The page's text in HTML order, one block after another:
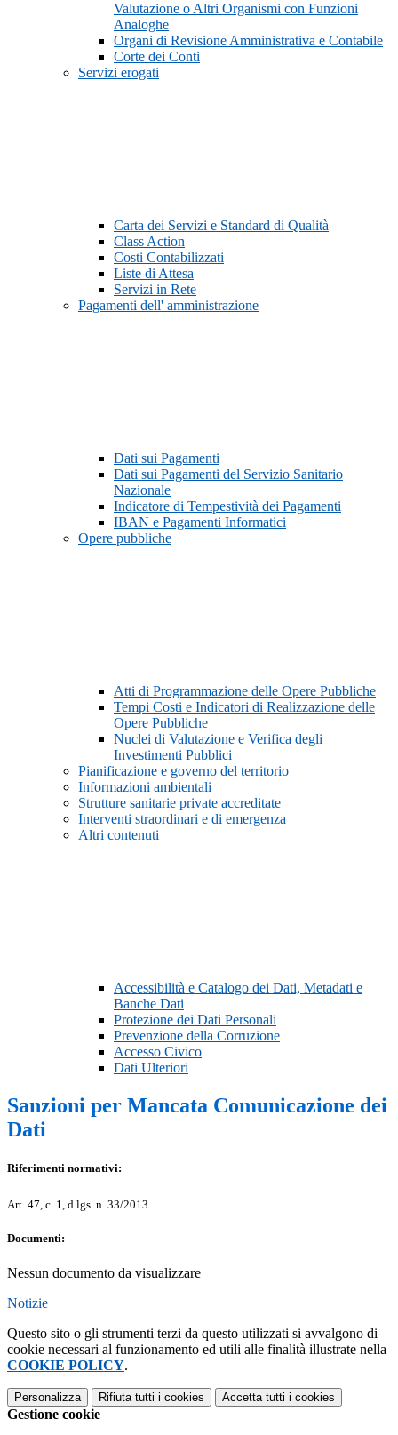
Valutazione o Altri Organismi con Funzioni
Analoghe
Organi di Revisione Amministrativa e Contabile
Corte dei Conti
Servizi erogati
Carta dei Servizi e Standard di Qualità
Class Action
Costi Contabilizzati
Liste di Attesa
Servizi in Rete
Pagamenti dell' amministrazione
Dati sui Pagamenti
Dati sui Pagamenti del Servizio Sanitario
Nazionale
Indicatore di Tempestività dei Pagamenti
IBAN e Pagamenti Informatici
Opere pubbliche
Atti di Programmazione delle Opere Pubbliche
Tempi Costi e Indicatori di Realizzazione delle
Opere Pubbliche
Nuclei di Valutazione e Verifica degli
Investimenti Pubblici
Pianificazione e governo del territorio
Informazioni ambientali
Strutture sanitarie private accreditate
Interventi straordinari e di emergenza
Altri contenuti
Accessibilità e Catalogo dei Dati, Metadati e
Banche Dati
Protezione dei Dati Personali
Prevenzione della Corruzione
Accesso Civico
Dati Ulteriori
Sanzioni per Mancata Comunicazione dei
Dati
Riferimenti normativi:
Art. 47, c. 1, d.lgs. n. 33/2013
Documenti:
Nessun documento da visualizzare
Notizie
Questo sito o gli strumenti terzi da questo utilizzati si avvalgono di
cookie necessari al funzionamento ed utili alle finalità illustrate nella
COOKIE POLICY.
Personalizza Rifiuta tutti i cookies Accetta tutti i cookies
Gestione cookie